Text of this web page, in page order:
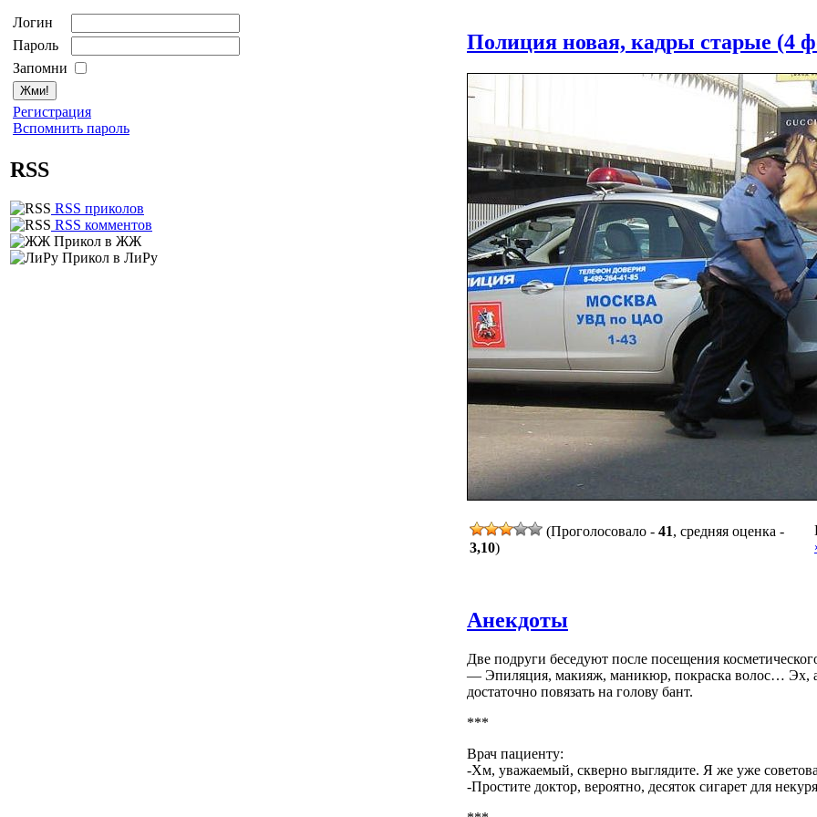
Логин
Пароль
Запомни
Регистрация
Вспомнить пароль
RSS
RSS приколов
RSS комментов
Прикол в ЖЖ
Прикол в ЛиРу
Полиция новая, кадры старые (4
(Проголосовало - 41, средняя оценка -
3,10)
Анекдоты
Две подруги беседуют после посещения
— Эпиляция, макияж, маникюр, покраска волос… Эх, а
достаточно повязать на голову бант.
***
Врач пациенту:
-Хм, уважаемый, скверно выглядите. Я же уже
-Простите доктор, вероятно, десяток сигарет для